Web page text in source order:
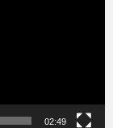
02:49